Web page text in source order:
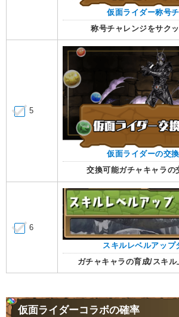
仮面ライダー称号
称号チャレンジをサク
5
仮面ライダーの交
交換可能ガチャキャラの
6
スキルレベルアップ
ガチャキャラの育成/スキ
仮面ライダーコラボの確率